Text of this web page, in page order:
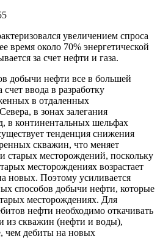
увеличением спроса
время около 70% энергетической
за счет нефти и газа.
нефти все в большей
счет ввода в разработку
в отдаленных
в зонах залегания
в континентальных шельфах
тенденция снижения
скважин, что меняет
старых месторождений, поскольку
месторождениях возрастает
новых. Поэтому усиливается
способов добычи нефти, которые
месторождениях. Для
нефти необходимо откачивать
из скважин (нефти и воды),
чем дебиты на новых